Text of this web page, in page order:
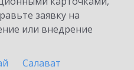
заявку на
или внедрение
Салават